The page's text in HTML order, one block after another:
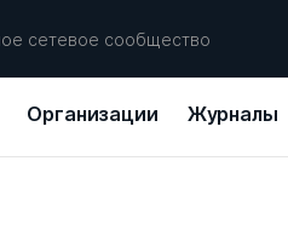
сетевое сообщество
Организации Журналы